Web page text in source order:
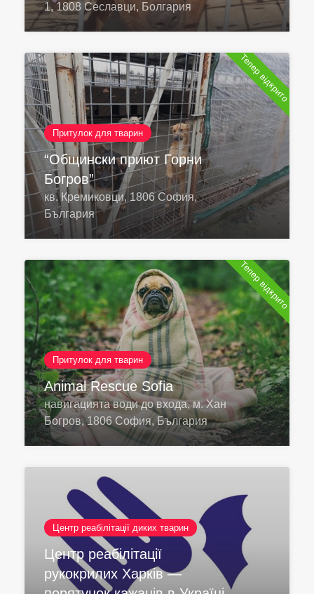
1, 1808 Сеславци, Болгария
Тепер відкрито
Притулок для тварин
“Общински приют Горни
Богров”
кв. Кремиковци, 1806 София,
България
Тепер відкрито
Притулок для тварин
Animal Rescue Sofia
навигацията води до входа, м. Хан
Богров, 1806 София, България
Центр реабілітації диких тварин
Центр реабілітації
рукокрилих Харків —